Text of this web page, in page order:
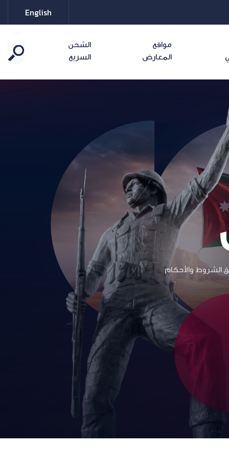
English
مواقع
المعارض
الشحن
السريع
الشروط والأحكام